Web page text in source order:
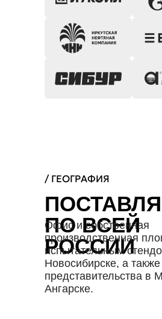
ПО ВСЕЙ
РОССИИ
/ ГЕОГРАФИЯ
Офис и собственная
производственная
испытательным
Новосибирске, а также
представительства в
Ангарске.